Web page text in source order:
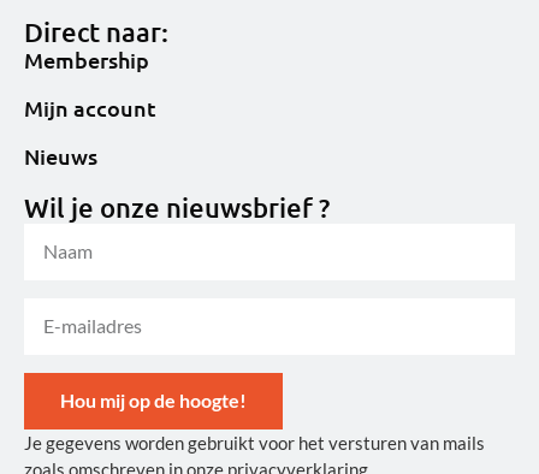
Direct naar:
Membership
Mijn account
Nieuws
Wil je onze nieuwsbrief ?
Hou mij op de hoogte!
Alternative:
Je gegevens worden gebruikt voor het versturen van mails
zoals omschreven in onze privacyverklaring.